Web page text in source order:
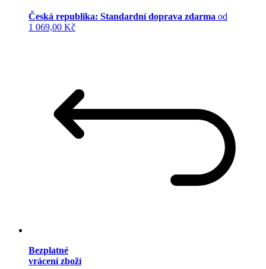
Česká republika: Standardní doprava zdarma od
1 069,00 Kč
Bezplatné
vrácení zboží